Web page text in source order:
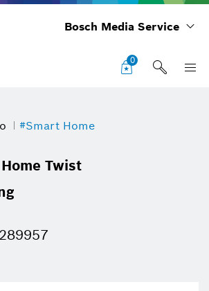
Bosch Media Service
0
#Smart Home
Twist